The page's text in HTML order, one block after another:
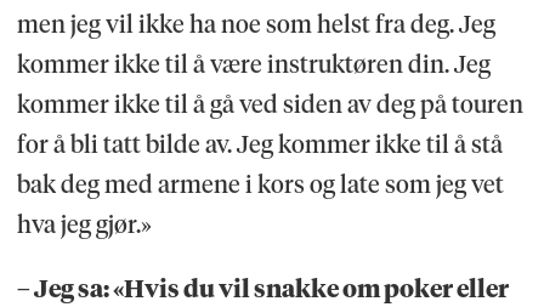
men jeg vil ikke ha noe som helst fra deg. Jeg
kommer ikke til å være instruktøren din. Jeg
kommer ikke til å gå ved siden av deg på touren
for å bli tatt bilde av. Jeg kommer ikke til å stå
bak deg med armene i kors og late som jeg vet
hva jeg gjør.»
– Jeg sa: «Hvis du vil snakke om poker eller